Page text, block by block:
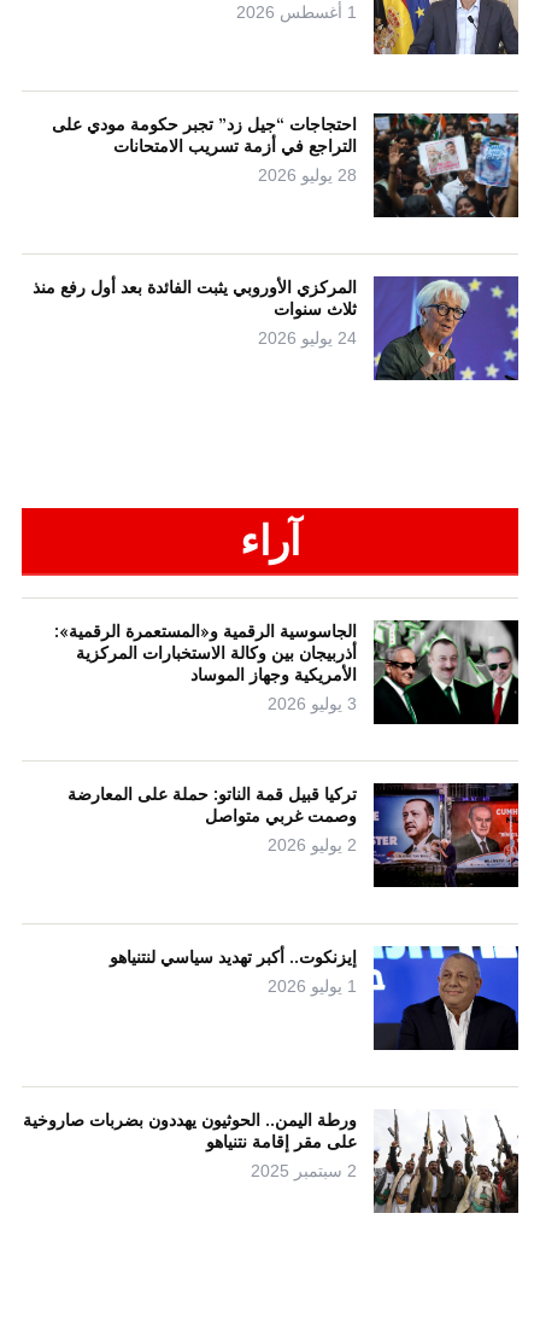
1 أغسطس 2026
احتجاجات “جيل زد” تجبر حكومة مودي على
التراجع في أزمة تسريب الامتحانات
28 يوليو 2026
المركزي الأوروبي يثبت الفائدة بعد أول رفع منذ
ثلاث سنوات
24 يوليو 2026
آراء
الجاسوسية الرقمية و«المستعمرة الرقمية»:
أذربيجان بين وكالة الاستخبارات المركزية
الأمريكية وجهاز الموساد
3 يوليو 2026
تركيا قبيل قمة الناتو: حملة على المعارضة
وصمت غربي متواصل
2 يوليو 2026
إيزنكوت.. أكبر تهديد سياسي لنتنياهو
1 يوليو 2026
ورطة اليمن.. الحوثيون يهددون بضربات صاروخية
على مقر إقامة نتنياهو
2 سبتمبر 2025